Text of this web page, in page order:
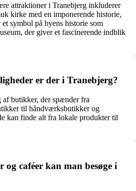
attraktioner i Tranebjerg inkluderer
kirke med en imponerende historie,
symbol på byens historie som
der giver et fascinerende indblik
er der i Tranebjerg?
af butikker, der spænder fra
til håndværksbutikker og
kan finde alt fra lokale produkter til
caféer kan man besøge i